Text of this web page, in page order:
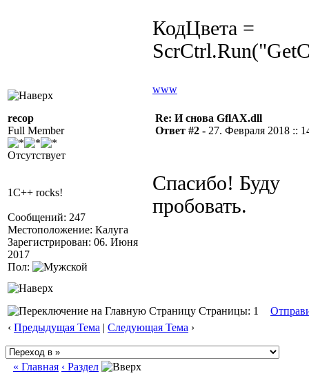
КодЦвета =
www
recop
Full Member
Отсутствует
1C++ rocks!
Сообщений: 247
Местоположение: Калуга
Зарегистрирован: 06. Июня
2017
Пол:
Re: И снова GflAX.dll
Ответ #2 - 27. Февраля 2018 ::
Спасибо! Буду
пробовать.
Страницы: 1
‹ Предыдущая Тема | Следующая Тема ›
« Главная ‹ Раздел